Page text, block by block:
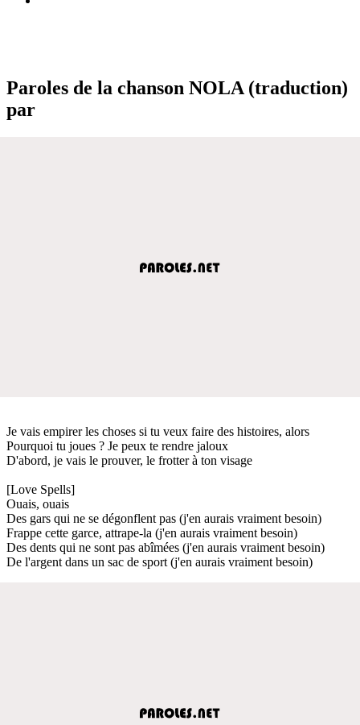
Paroles de la chanson NOLA (traduction)
par
Je vais empirer les choses si tu veux faire des histoires, alors
Pourquoi tu joues ? Je peux te rendre jaloux
D'abord, je vais le prouver, le frotter à ton visage
[Love Spells]
Ouais, ouais
Des gars qui ne se dégonflent pas (j'en aurais vraiment besoin)
Frappe cette garce, attrape-la (j'en aurais vraiment besoin)
Des dents qui ne sont pas abîmées (j'en aurais vraiment besoin)
De l'argent dans un sac de sport (j'en aurais vraiment besoin)